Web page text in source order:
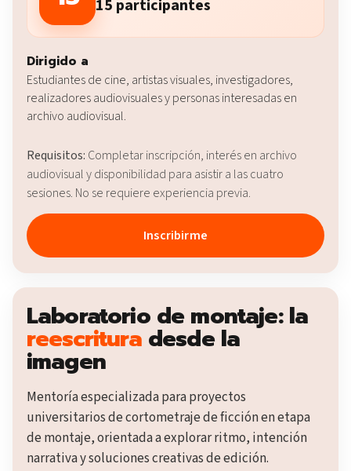
15 participantes
Dirigido a
Estudiantes de cine, artistas visuales, investigadores,
realizadores audiovisuales y personas interesadas en
archivo audiovisual.
Requisitos: Completar inscripción, interés en archivo
audiovisual y disponibilidad para asistir a las cuatro
sesiones. No se requiere experiencia previa.
Inscribirme
Laboratorio de montaje: la
reescrituradesde la
imagen
Mentoría especializada para proyectos
universitarios de cortometraje de ficción en etapa
de montaje, orientada a explorar ritmo, intención
narrativa y soluciones creativas de edición.